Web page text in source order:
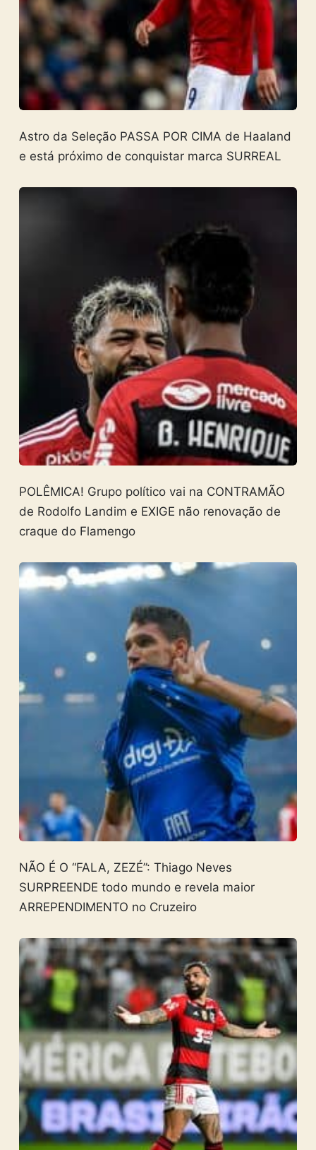
Astro da Seleção PASSA POR CIMA de Haaland
e está próximo de conquistar marca SURREAL
POLÊMICA! Grupo político vai na CONTRAMÃO
de Rodolfo Landim e EXIGE não renovação de
craque do Flamengo
NÃO É O “FALA, ZEZÉ”: Thiago Neves
SURPREENDE todo mundo e revela maior
ARREPENDIMENTO no Cruzeiro